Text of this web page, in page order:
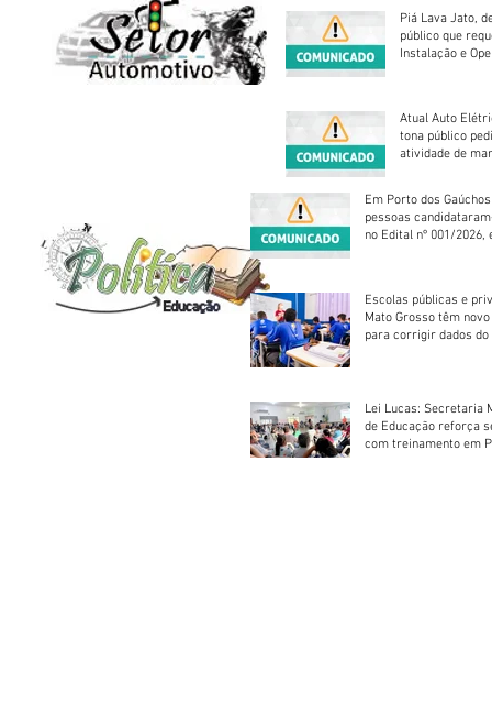
Piá Lava Jato,
público que
Instalação e
Atual Auto
tona público
atividade de
Em Porto dos
pessoas
no Edital nº 001/2026,
Escolas públicas e
Mato Grosso têm
para corrigir dados do
Lei Lucas: Secretaria
de Educação reforça
com treinamento em